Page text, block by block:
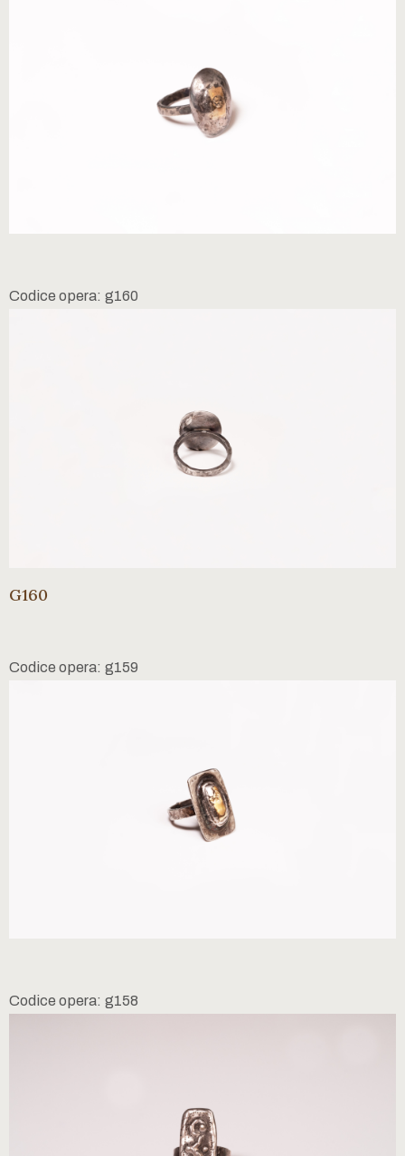
Codice opera: g160
G160
Codice opera: g159
Codice opera: g158